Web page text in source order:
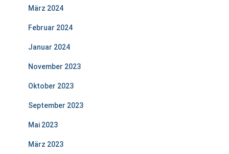
März 2024
Februar 2024
Januar 2024
November 2023
Oktober 2023
September 2023
Mai 2023
März 2023